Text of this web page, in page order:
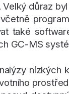
Velký důraz
také
GC-MS